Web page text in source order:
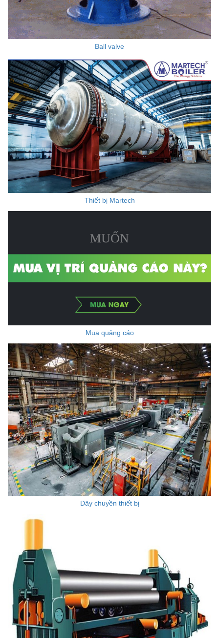
Ball valve
Thiết bị Martech
Mua quảng cáo
Dây chuyền thiết bị